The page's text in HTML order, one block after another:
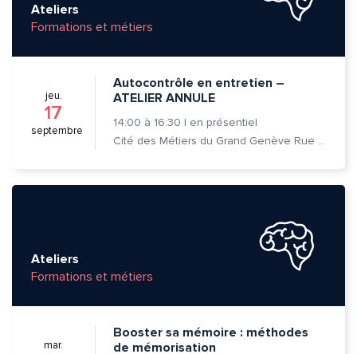
Ateliers
Formations et métiers
jeu.
17
septembre
Autocontrôle en entretien –
ATELIER ANNULE
14:00 à 16:30 | en présentiel
Cité des Métiers du Grand Genève Rue Prévost-Martin 6 1205 Genève
Ateliers
Formations et métiers
mar.
Booster sa mémoire : méthodes
de mémorisation
Prénom et nom*